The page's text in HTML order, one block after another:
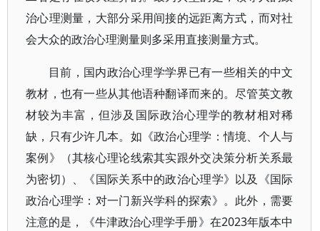
治心理测量，大部分采用间接的远距离方式，而对社
会大众的政治心理测量则多采用直接测量方式。
目前，国内政治心理学学界已有一些相关的中文
教材，也有一些从其他语种翻译而来的。尽管英文教
材较为丰富，但涉及国际政治心理学的教材相对稀
缺，只有少许几本。如《政治心理学：情境、个人与
案例》（其核心理论线索其实跟外交决策分析关系最
为密切）、《国际关系中的政治心理学》以及《国际
政治心理学：对一门新兴学科的探索》。此外，需要
注意的是，《牛津政治心理学手册》在2023年版本中